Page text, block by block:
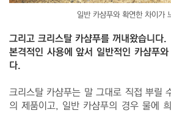
일반 카샴푸와 확연한 차이가
그리고 크리스탈 카샴푸를 꺼내왔습니 다.
본격적인 사용에 앞서 일반적인 카샴푸
다.
크리스탈 카샴푸는 말 그대로 직접 뿌릴
의 제품이고, 일반 카샴푸의 경우 물에